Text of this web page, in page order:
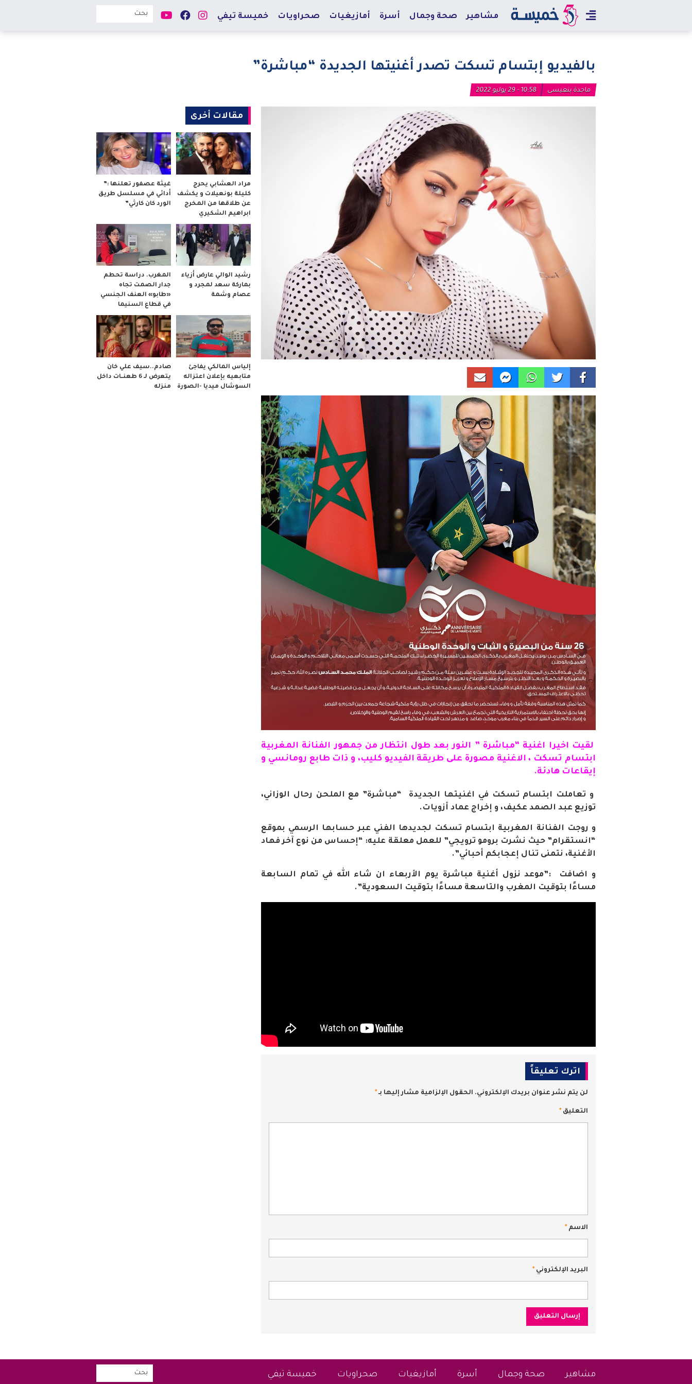
مشاهير صحة وجمال أسرة أمازيغيات صحراويات خميسة تيفي
بالفيديو إبتسام تسكت تصدر أغنيتها الجديدة “مباشرة”
ماجدة بنعيسى 10:58 - 29 يوليو 2022
لقيت اخيرا اغنية “مباشرة ” النور بعد طول انتظار من جمهور الفنانة المغربية
ابتسام تسكت ، الاغنية مصورة على طريقة الفيديو كليب، و ذات طابع رومانسي و
إيقاعات هادئة.
و تعاملت ابتسام تسكت في اغنيتها الجديدة “مباشرة” مع الملحن رحال الوزاني،
توزيع عبد الصمد عكيف، و إخراج عماد أزويات.
و روجت الفنانة المغربية ابتسام تسكت لجديدها الفني عبر حسابها الرسمي بموقع
“انستقرام” حيث نشرت برومو ترويجي” للعمل معلقة عليه: “إحساس من نوع آخر فهاد
الأغنية، نتمنى تنال إعجابكم أحبائي”
.
و اضافت :”موعد نزول أغنية مباشرة يوم الأربعاء ان شاء الله في تمام السابعة
مساءًا بتوقيت المغرب والتاسعة مساءًا بتوقيت السعودية”.
اترك تعليقاً
لن يتم نشر عنوان بريدك الإلكتروني. الحقول الإلزامية مشار إليها بـ*
التعليق*
الاسم*
البريد الإلكتروني*
مقالات أخرى
مراد العشابي يحرج
كليلة بونعيلات و يكشف
عن طلاقها من المخرج
ابراهيم الشكيري
غيثة عصفور تعلنها :”
أدائي في مسلسل طريق
الورد كان كارثي”
رشيد الوالي عارض أزياء
بماركة سعد لمجرد و
عصام وشمة
المغرب. دراسة تحطم
جدار الصمت تجاه
«طابو» العنف الجنسي
في قطاع السنيما
إلياس المالكي يفاجئ
متابعيه بإعلان اعتزاله
السوشال ميديا -الصورة
صادم..سيف علي خان
يتعرض لـ 6 طعنــات داخل
منزله
مشاهير صحة وجمال أسرة أمازيغيات صحراويات خميسة تيفي